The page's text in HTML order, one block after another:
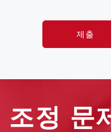
제출
조정 문